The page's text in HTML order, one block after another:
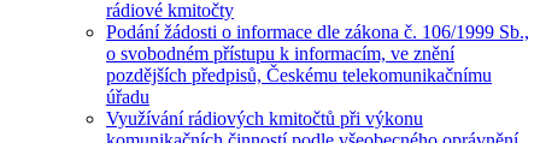
rádiové kmitočty
Podání žádosti o informace dle zákona č. 106/1999 Sb.,
o svobodném přístupu k informacím, ve znění
pozdějších předpisů, Českému telekomunikačnímu
úřadu
Využívání rádiových kmitočtů při výkonu